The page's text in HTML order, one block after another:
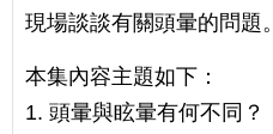
現場談談有關頭暈的問題。
本集內容主題如下：
1. 頭暈與眩暈有何不同？